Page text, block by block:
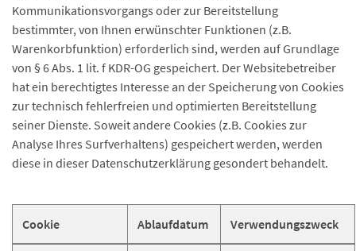
Kommunikationsvorgangs oder zur Bereitstellung
bestimmter, von Ihnen erwünschter Funktionen (z.B.
Warenkorbfunktion) erforderlich sind, werden auf Grundlage
von § 6 Abs. 1 lit. f KDR-OG gespeichert. Der Websitebetreiber
hat ein berechtigtes Interesse an der Speicherung von Cookies
zur technisch fehlerfreien und optimierten Bereitstellung
seiner Dienste. Soweit andere Cookies (z.B. Cookies zur
Analyse Ihres Surfverhaltens) gespeichert werden, werden
diese in dieser Datenschutzerklärung gesondert behandelt.
Cookie Ablaufdatum Verwendungszweck